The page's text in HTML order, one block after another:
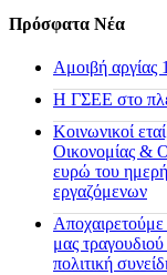
Πρόσφατα Νέα
Αμοιβή αργίας
H ΓΣΕΕ στο
Κοινωνικοί
Οικονομίας &
ευρώ του
εργαζόμενων
μας
πολιτική